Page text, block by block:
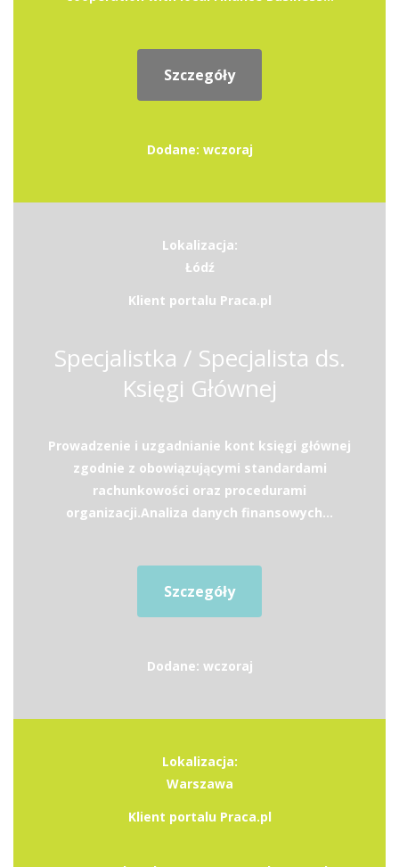
Szczegóły
Dodane: wczoraj
Lokalizacja:
Łódź
Klient portalu Praca.pl
Specjalistka / Specjalista ds.
Księgi Głównej
Prowadzenie i uzgadnianie kont księgi głównej
zgodnie z obowiązującymi standardami
rachunkowości oraz procedurami
organizacji.Analiza danych finansowych...
Szczegóły
Dodane: wczoraj
Lokalizacja:
Warszawa
Klient portalu Praca.pl